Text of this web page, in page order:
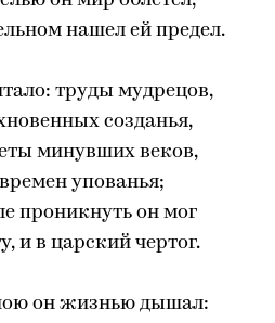
нашел ей предел.
труды мудрецов,
созданья,
минувших веков,
упованья;
проникнуть он мог
и в царский чертог.
он жизнью дышал: